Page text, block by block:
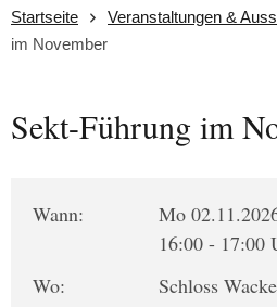
Startseite Veranstaltungen &
im November
Sekt-Führung im
Wann:
Mo
16:00 - 17:00
Wo:
Schloss